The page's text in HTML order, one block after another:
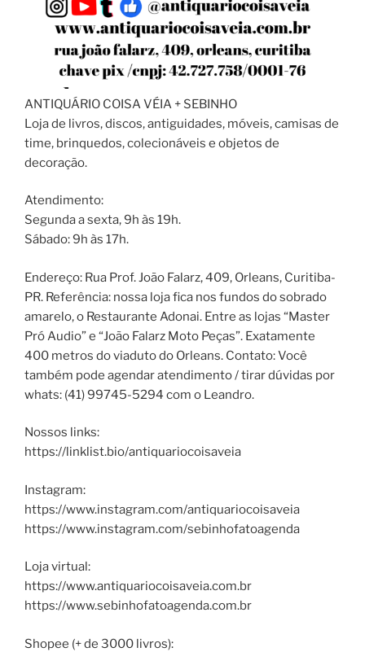
ANTIQUÁRIO COISA VÉIA + SEBINHO
Loja de livros, discos, antiguidades, móveis, camisas de
time, brinquedos, colecionáveis e objetos de
decoração.
Atendimento:
Segunda a sexta, 9h às 19h.
Sábado: 9h às 17h.
Endereço: Rua Prof. João Falarz, 409, Orleans, Curitiba-
PR. Referência: nossa loja fica nos fundos do sobrado
amarelo, o Restaurante Adonai. Entre as lojas “Master
Pró Audio” e “João Falarz Moto Peças”. Exatamente
400 metros do viaduto do Orleans. Contato: Você
também pode agendar atendimento / tirar dúvidas por
whats: (41) 99745-5294 com o Leandro.
Nossos links:
https://linklist.bio/antiquariocoisaveia
Instagram:
https://www.instagram.com/antiquariocoisaveia
https://www.instagram.com/sebinhofatoagenda
Loja virtual:
https://www.antiquariocoisaveia.com.br
https://www.sebinhofatoagenda.com.br
Shopee (+ de 3000 livros):